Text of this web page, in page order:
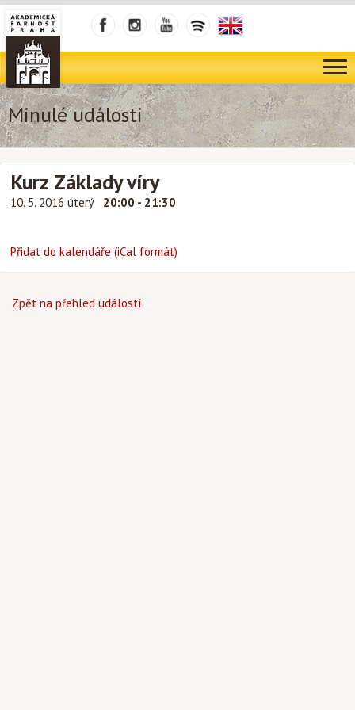
Minulé události
Kurz Základy víry
10. 5. 2016 úterý 20:00 - 21:30
Přidat do kalendáře (iCal formát)
Zpět na přehled událostí